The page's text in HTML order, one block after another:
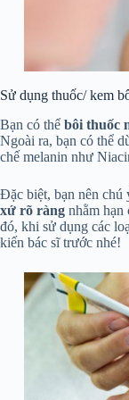
Sử dụng thuốc/ kem
Bạn có thể bôi thuốc
Ngoài ra, bạn có thể
chế melanin như
Đặc biệt, bạn nên chú
xứ rõ ràng nhằm hạn
đó, khi sử dụng các
kiến bác sĩ trước nhé!